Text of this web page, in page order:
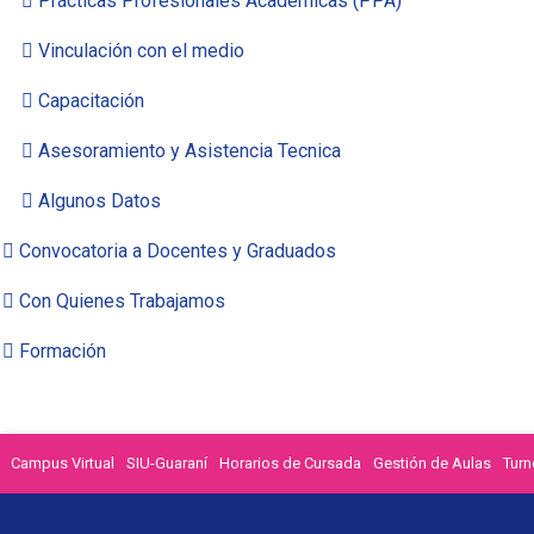
Vinculación con el medio
Capacitación
Asesoramiento y Asistencia Tecnica
Algunos Datos
Convocatoria a Docentes y Graduados
Con Quienes Trabajamos
Formación
Campus Virtual SIU-Guaraní Horarios de Cursada Gestión de Aulas